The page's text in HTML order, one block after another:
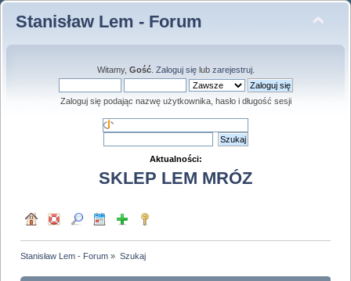
Stanisław Lem - Forum
Witamy, Gość. Zaloguj sięlub zarejestruj.
Zaloguj się podając nazwę użytkownika, hasło i długość sesji
Aktualności:
SKLEP LEM MRÓZ
Stanisław Lem - Forum » Szukaj